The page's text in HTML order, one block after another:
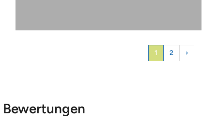
1 2 ›
Bewertungen